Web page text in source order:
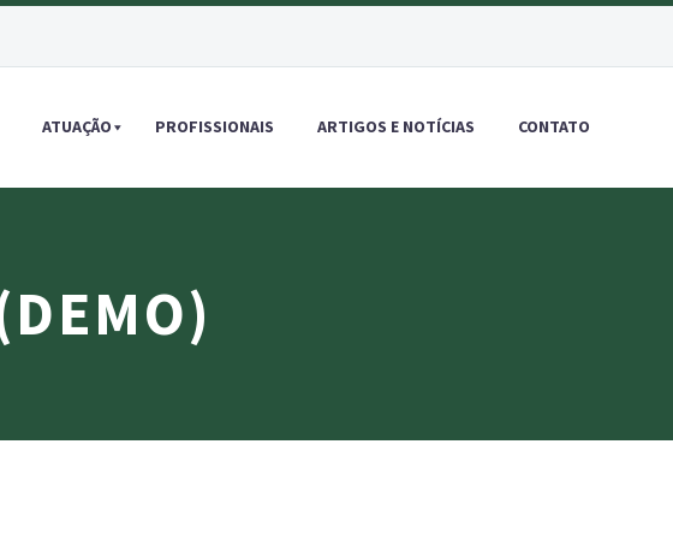
ATUAÇÃO PROFISSIONAIS ARTIGOS E NOTÍCIAS CONTATO